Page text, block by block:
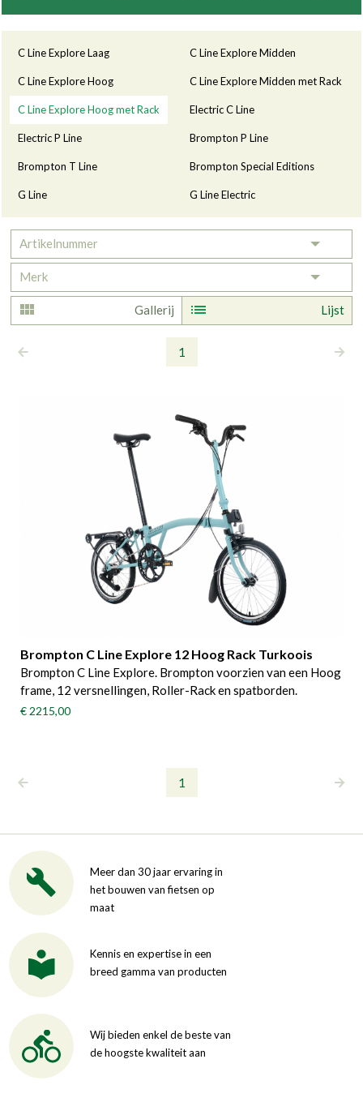
Categorieën
C Line Explore Laag C Line Explore Midden
C Line Explore Hoog C Line Explore Midden met Rack
C Line Explore Hoog met Rack Electric C Line
Electric P Line Brompton P Line
Brompton T Line Brompton Special Editions
G Line G Line Electric
Artikelnummer
Toggle
Merk
Toggle
Gallerij
Lijst
1
Brompton C Line Explore 12 Hoog Rack Turkoois
Brompton C Line Explore. Brompton voorzien van een Hoog
frame, 12 versnellingen, Roller-Rack en spatborden.
€ 2215,00
1
Meer dan 30 jaar ervaring in
het bouwen van fietsen op
maat
Kennis en expertise in een
breed gamma van producten
Wij bieden enkel de beste van
de hoogste kwaliteit aan